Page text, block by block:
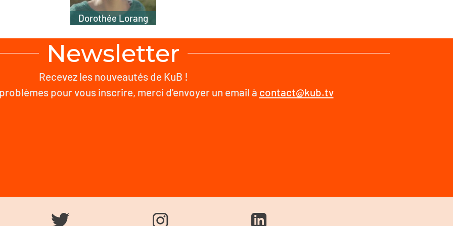
Dorothée Lorang
Newsletter
Recevez les nouveautés de KuB !
pour vous inscrire, merci d'envoyer un email à contact@kub.tv